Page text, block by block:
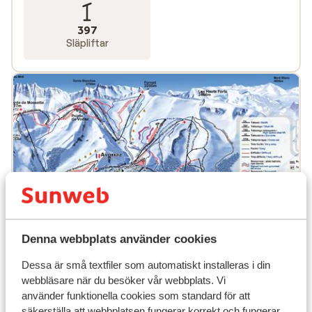
Denna webbplats använder cookies
Dessa är små textfiler som automatiskt installeras i din
webbläsare när du besöker vår webbplats. Vi
använder funktionella cookies som standard för att
397
Släpliftar